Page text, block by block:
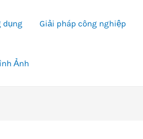
dụng Giải pháp công nghiệp
Ảnh